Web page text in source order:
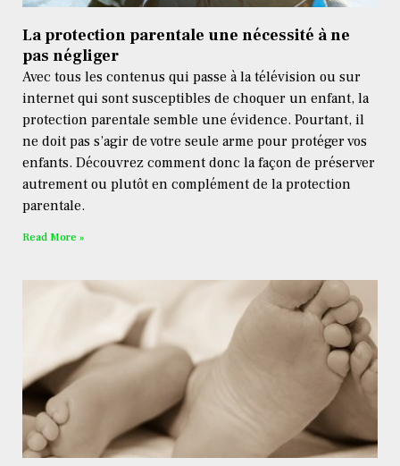
La protection parentale une nécessité à ne
pas négliger
Avec tous les contenus qui passe à la télévision ou sur
internet qui sont susceptibles de choquer un enfant, la
protection parentale semble une évidence. Pourtant, il
ne doit pas s’agir de votre seule arme pour protéger vos
enfants. Découvrez comment donc la façon de préserver
autrement ou plutôt en complément de la protection
parentale.
Read More »